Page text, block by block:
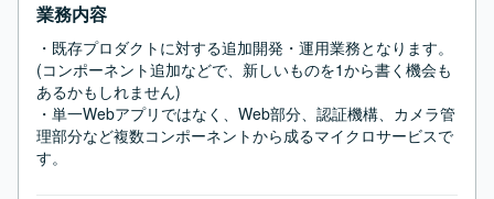
業務内容
・既存プロダクトに対する追加開発・運用業務となります。
(コンポーネント追加などで、新しいものを1から書く機会も
あるかもしれません)
・単一Webアプリではなく、Web部分、認証機構、カメラ管
理部分など複数コンポーネントから成るマイクロサービスで
す。